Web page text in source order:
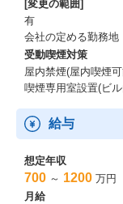
[変更の範囲]
有
会社の定める勤務地
受動喫煙対策
屋内禁煙(屋内喫煙
喫煙専用室設置(ビ
給与
想定年収
700 ～ 1200 万円
月給